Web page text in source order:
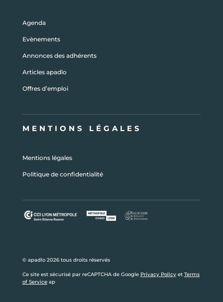
Agenda
Evènements
Annonces des adhérents
Articles apadlo
Offres d’emploi
MENTIONS LÉGALES
Mentions légales
Politique de confidentialité
© apadlo 2026 tous droits réservés
Ce site est sécurisé par reCAPTCHA de Google Privacy Policyet Terms
of Serviceap